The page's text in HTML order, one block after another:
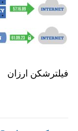
فیلترشکن ارزان